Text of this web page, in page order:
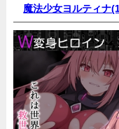
魔法少女ヨルティナ